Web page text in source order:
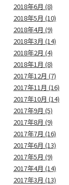
2018年6月 (8)
2018年5月 (10)
2018年4月 (9)
2018年3月 (14)
2018年2月 (4)
2018年1月 (8)
2017年12月 (7)
2017年11月 (16)
2017年10月 (14)
2017年9月 (5)
2017年8月 (9)
2017年7月 (16)
2017年6月 (13)
2017年5月 (9)
2017年4月 (14)
2017年3月 (13)